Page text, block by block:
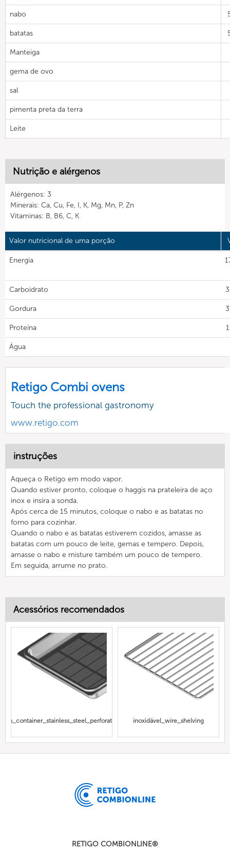
nabo
batatas
Manteiga
gema de ovo
sal
pimenta preta da terra
Leite
Nutrição e alérgenos
Alérgenos: 3
Minerais: Ca, Cu, Fe, I, K, Mg, Mn, P, Zn
Vitaminas: B, B6, C, K
Valor nutricional de uma porção
Energia
Carboidrato
Gordura
Proteína
Água
Retigo Combi ovens
Touch the professional gastronomy
www.retigo.com
instruções
Aqueça o Retigo em modo vapor.
Quando estiver pronto, coloque o haggis na prateleira de aço
inox e insira a sonda.
Após cerca de 15 minutos, coloque o nabo e as batatas no
forno para cozinhar.
Quando o nabo e as batatas estiverem cozidos, amasse as
batatas com um pouco de leite, gemas e tempero. Depois,
amasse o nabo e misture também um pouco de tempero.
Em seguida, arrume no prato.
Acessórios recomendados
Gn_container_stainless_steel_perforated inoxidável_wire_shelving
RETIGO COMBIONLINE®